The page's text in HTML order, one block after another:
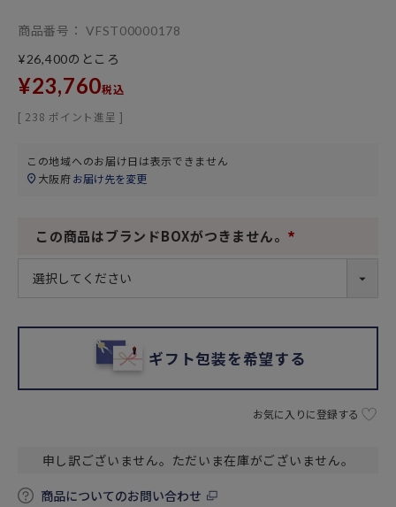
商品番号
VFST00000178
¥26,400のところ
¥23,760税込
[ 238 ポイント進呈 ]
この地域へのお届け日は表示できません
大阪府お届け先を変更
この商品はブランドBOXがつきません。
ギフト包装を希望する
お気に入りに登録する
申し訳ございません。ただいま在庫がございません。
商品についてのお問い合わせ